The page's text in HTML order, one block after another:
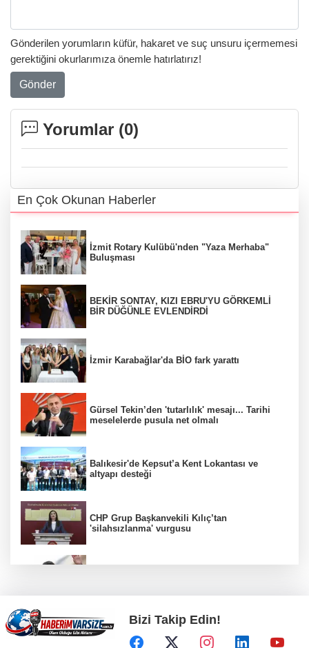
Gönderilen yorumların küfür, hakaret ve suç unsuru içermemesi
gerektiğini okurlarımıza önemle hatırlatırız!
Gönder
Yorumlar (0)
En Çok Okunan Haberler
İzmit Rotary Kulübü'nden "Yaza Merhaba"
Buluşması
BEKİR SONTAY, KIZI EBRU'YU GÖRKEMLİ
BİR DÜĞÜNLE EVLENDİRDİ
İzmir Karabağlar'da BİO fark yarattı
Gürsel Tekin’den 'tutarlılık' mesajı... Tarihi
meselelerde pusula net olmalı
Balıkesir'de Kepsut’a Kent Lokantası ve
altyapı desteği
CHP Grup Başkanvekili Kılıç’tan
'silahsızlanma' vurgusu
İstanbul İtfaiyesi’nden yangın riskine karşı
videolu uyarı
Bizi Takip Edin!